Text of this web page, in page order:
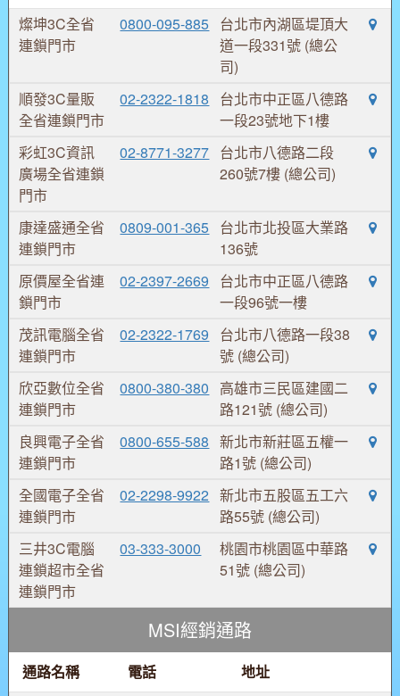
燦坤3C全省
連鎖門市
0800-095-885 台北市內湖區堤頂大
道一段331號 (總公
司)
順發3C量販
全省連鎖門市
02-2322-1818
台北市中正區八德路
一段23號地下1樓
彩虹3C資訊
廣場全省連鎖
門市
02-8771-3277 台北市八德路二段
260號7樓 (總公司)
康達盛通全省
連鎖門市
0809-001-365 台北市北投區大業路
136號
原價屋全省連
鎖門市
02-2397-2669
台北市中正區八德路
一段96號一樓
茂訊電腦全省
連鎖門市
02-2322-1769
台北市八德路一段38
號 (總公司)
欣亞數位全省
連鎖門市
0800-380-380
高雄市三民區建國二
路121號 (總公司)
良興電子全省
連鎖門市
0800-655-588 新北市新莊區五權一
路1號 (總公司)
全國電子全省
連鎖門市
02-2298-9922 新北市五股區五工六
路55號 (總公司)
三井3C電腦
連鎖超市全省
連鎖門市
03-333-3000
桃園市桃園區中華路
51號 (總公司)
MSI經銷通路
通路名稱 電話
地址